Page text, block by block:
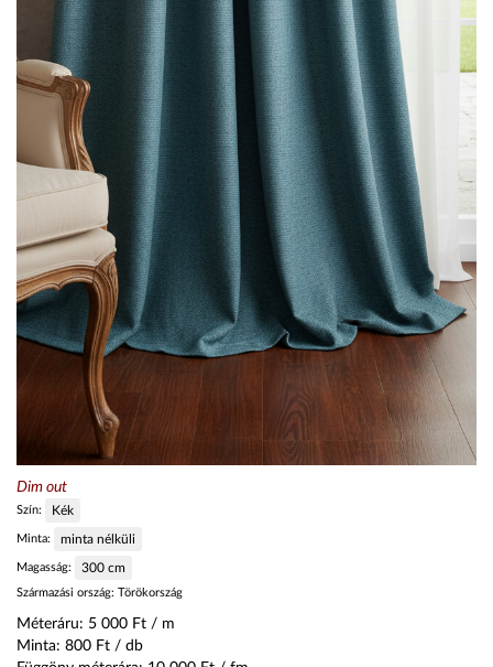
Dim out
Szín: Kék
Minta: minta nélküli
Magasság: 300 cm
Származási ország: Törökország
Méteráru: 5 000 Ft / m
Minta: 800 Ft / db